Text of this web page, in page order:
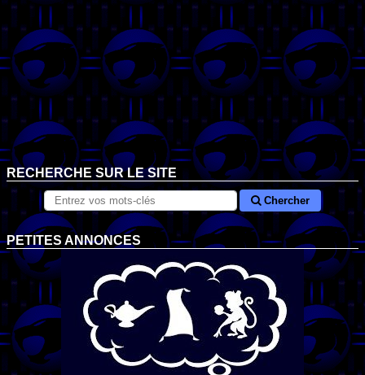
RECHERCHE SUR LE SITE
Chercher
PETITES ANNONCES